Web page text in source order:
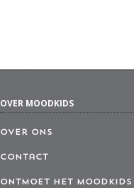
OVER MOODKIDS
Over ons
Contact
Ontmoet het MoodKids